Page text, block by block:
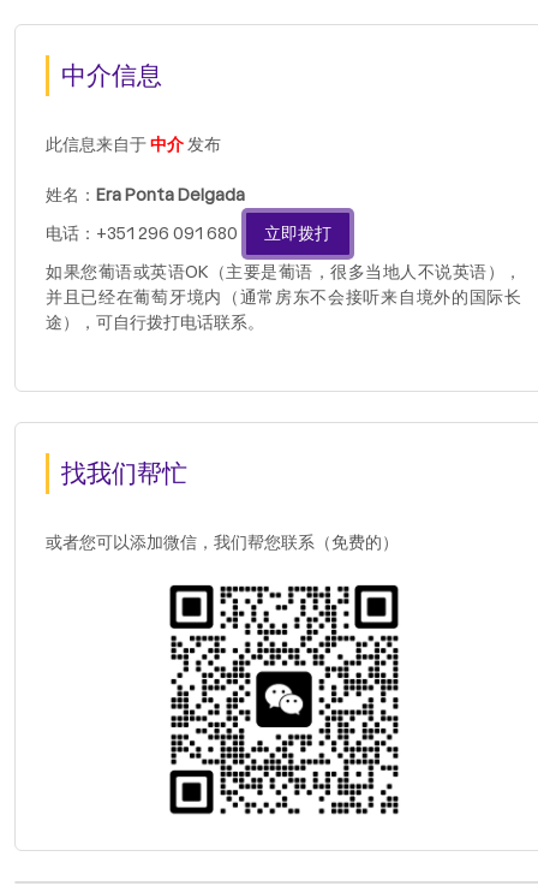
中介信息
此信息来自于中介发布
姓名： Era Ponta Delgada
电话：+351 296 091 680
立即拨打
如果您葡语或英语OK（主要是葡语，很多当地人不说英语），
并且已经在葡萄牙境内（通常房东不会接听来自境外的国际长
途），可自行拨打电话联系。
找我们帮忙
或者您可以添加微信，我们帮您联系（免费的）